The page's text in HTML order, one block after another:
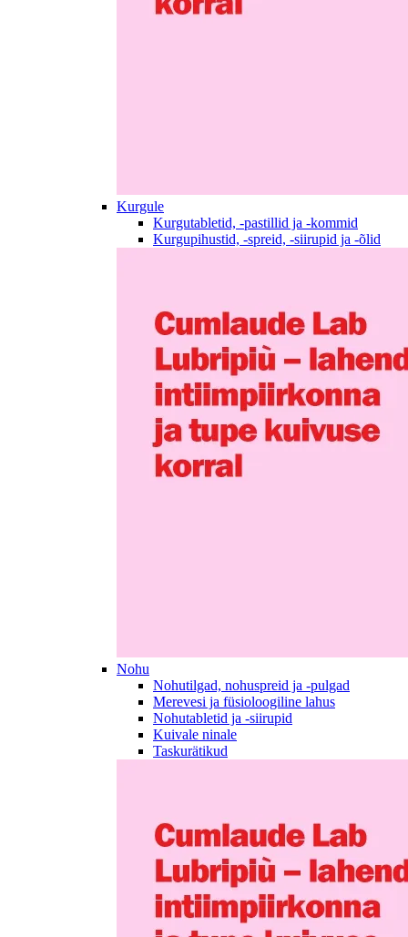
Kurgule
Kurgutabletid, -pastillid ja -kommid
Kurgupihustid, -spreid, -siirupid ja -õlid
Nohu
Nohutilgad, nohuspreid ja -pulgad
Merevesi ja füsioloogiline lahus
Nohutabletid ja -siirupid
Kuivale ninale
Taskurätikud